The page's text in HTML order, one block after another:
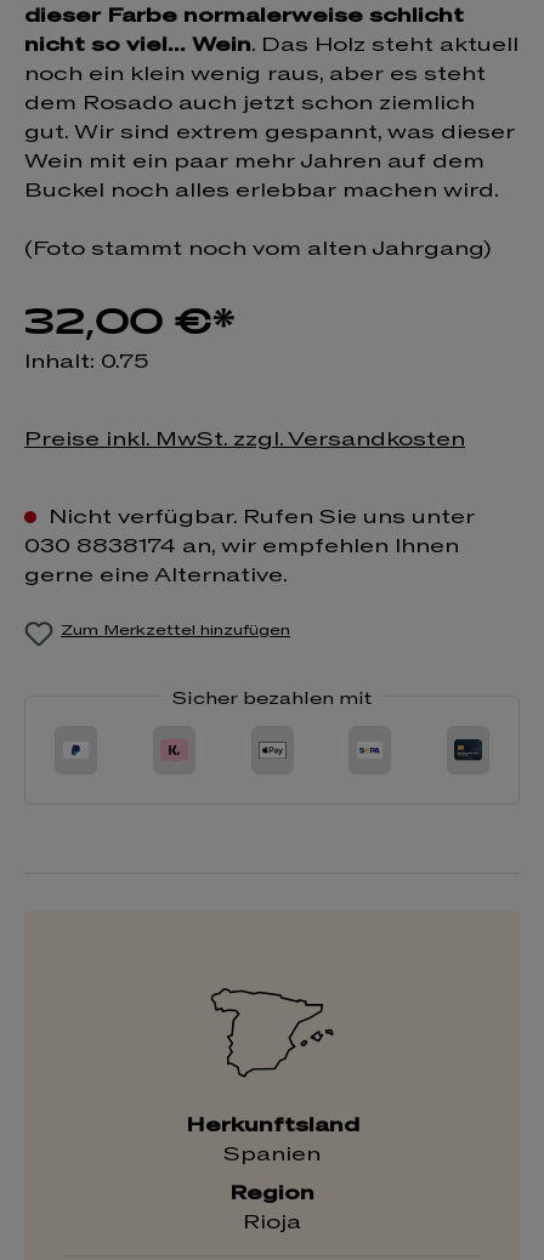
dieser Farbe normalerweise schlicht
nicht so viel... Wein. Das Holz steht aktuell
noch ein klein wenig raus, aber es steht
dem Rosado auch jetzt schon ziemlich
gut. Wir sind extrem gespannt, was dieser
Wein mit ein paar mehr Jahren auf dem
Buckel noch alles erlebbar machen wird.
(Foto stammt noch vom alten Jahrgang)
32,00 €*
Inhalt: 0.75
Preise inkl. MwSt. zzgl. Versandkosten
Nicht verfügbar. Rufen Sie uns unter
030 8838174 an, wir empfehlen Ihnen
gerne eine Alternative.
Zum Merkzettel hinzufügen
Sicher bezahlen mit
Herkunftsland
Spanien
Region
Rioja